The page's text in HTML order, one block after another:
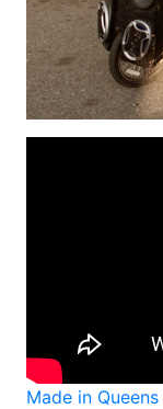
Made in Queens